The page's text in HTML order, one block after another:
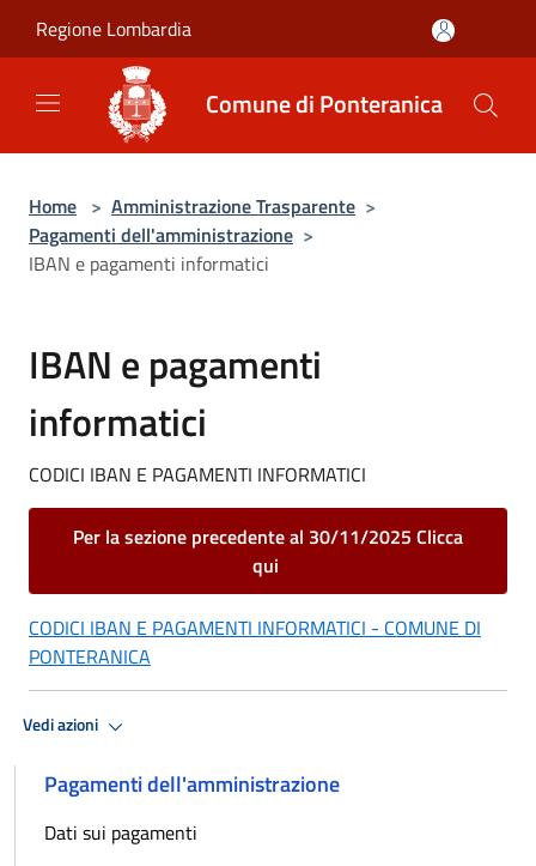
Regione Lombardia
Comune di Ponteranica
Home > Amministrazione Trasparente >
Pagamenti dell'amministrazione >
IBAN e pagamenti informatici
IBAN e pagamenti
informatici
CODICI IBAN E PAGAMENTI INFORMATICI
Per la sezione precedente al 30/11/2025 Clicca
qui
CODICI IBAN E PAGAMENTI INFORMATICI - COMUNE DI
PONTERANICA
Vedi azioni
Pagamenti dell'amministrazione
Dati sui pagamenti